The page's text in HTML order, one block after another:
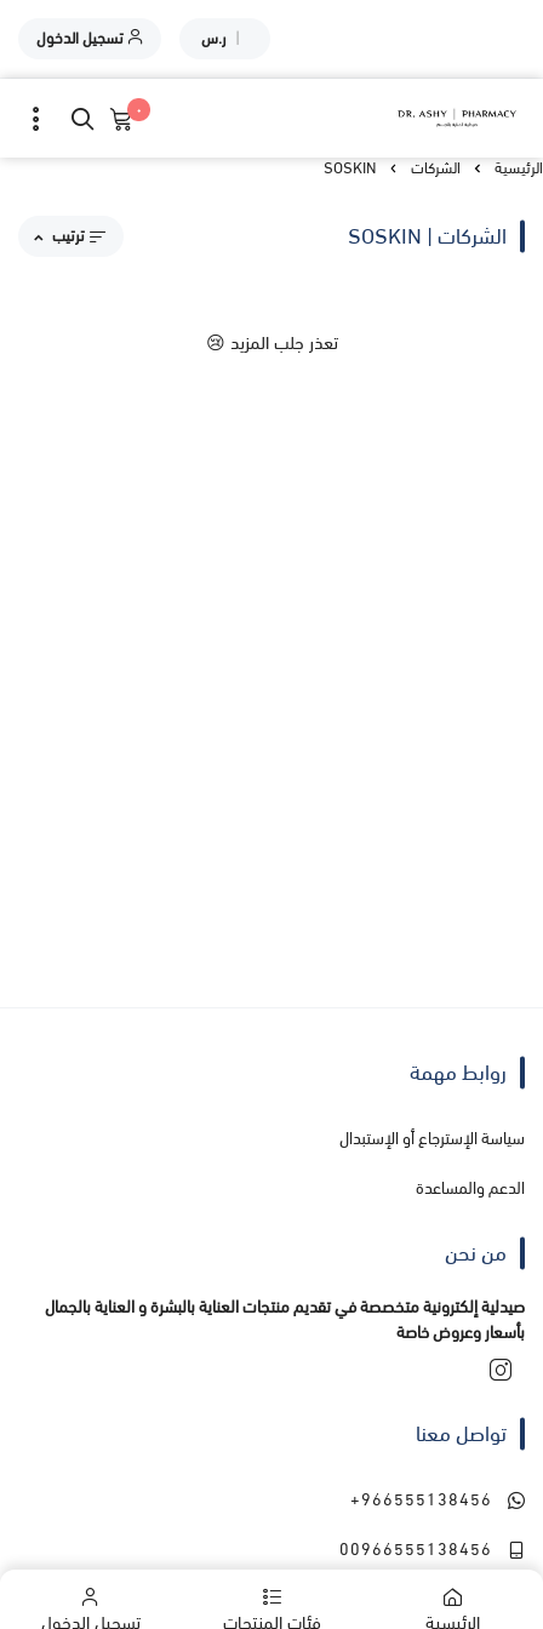
الرئيسية فئات المنتجات تسجيل الدخول
| ر.س تسجيل الدخول
٠
الرئيسية الشركات SOSKIN
الشركات | SOSKIN ترتيب
الاكثر مبيعاً
تعذر جلب المزيد 😢
روابط مهمة
سياسة الإسترجاع أو الإستبدال
الدعم والمساعدة
من نحن
صيدلية إلكترونية متخصصة في تقديم منتجات العناية بالبشرة و العناية بالجمال
بأسعار وعروض خاصة
تواصل معنا
+966555138456
00966555138456